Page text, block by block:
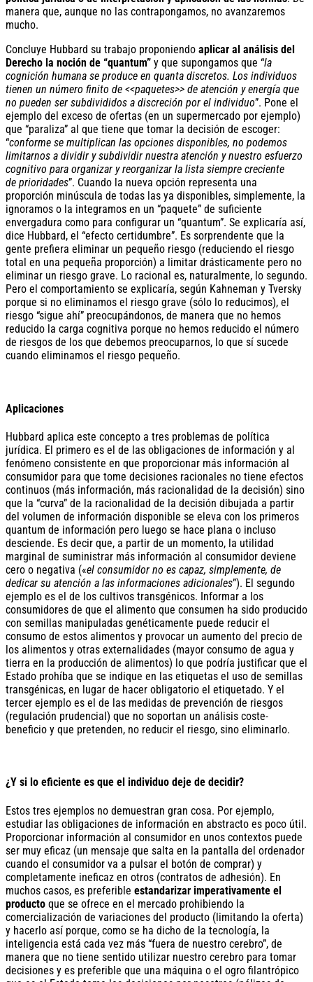
manera que, aunque no las contrapongamos, no avanzaremos
mucho.
Concluye Hubbard su trabajo proponiendo aplicar al análisis del
Derecho la noción de “quantum” y que supongamos que “la
cognición humana se produce en quanta discretos. Los individuos
tienen un número finito de <<paquetes>> de atención y energía que
no pueden ser subdivididos a discreción por el individuo”. Pone el
ejemplo del exceso de ofertas (en un supermercado por ejemplo)
que “paraliza” al que tiene que tomar la decisión de escoger:
“conforme se multiplican las opciones disponibles, no podemos
limitarnos a dividir y subdividir nuestra atención y nuestro esfuerzo
cognitivo para organizar y reorganizar la lista siempre creciente
de prioridades”. Cuando la nueva opción representa una
proporción minúscula de todas las ya disponibles, simplemente, la
ignoramos o la integramos en un “paquete” de suficiente
envergadura como para configurar un “quantum”. Se explicaría así,
dice Hubbard, el “efecto certidumbre”. Es sorprendente que la
gente prefiera eliminar un pequeño riesgo (reduciendo el riesgo
total en una pequeña proporción) a limitar drásticamente pero no
eliminar un riesgo grave. Lo racional es, naturalmente, lo segundo.
Pero el comportamiento se explicaría, según Kahneman y Tversky
porque si no eliminamos el riesgo grave (sólo lo reducimos), el
riesgo “sigue ahí” preocupándonos, de manera que no hemos
reducido la carga cognitiva porque no hemos reducido el número
de riesgos de los que debemos preocuparnos, lo que sí sucede
cuando eliminamos el riesgo pequeño.
Aplicaciones
Hubbard aplica este concepto a tres problemas de política
jurídica. El primero es el de las obligaciones de información y al
fenómeno consistente en que proporcionar más información al
consumidor para que tome decisiones racionales no tiene efectos
continuos (más información, más racionalidad de la decisión) sino
que la “curva” de la racionalidad de la decisión dibujada a partir
del volumen de información disponible se eleva con los primeros
quantum de información pero luego se hace plana o incluso
desciende. Es decir que, a partir de un momento, la utilidad
marginal de suministrar más información al consumidor deviene
cero o negativa («el consumidor no es capaz, simplemente, de
dedicar su atención a las informaciones adicionales”). El segundo
ejemplo es el de los cultivos transgénicos. Informar a los
consumidores de que el alimento que consumen ha sido producido
con semillas manipuladas genéticamente puede reducir el
consumo de estos alimentos y provocar un aumento del precio de
los alimentos y otras externalidades (mayor consumo de agua y
tierra en la producción de alimentos) lo que podría justificar que el
Estado prohíba que se indique en las etiquetas el uso de semillas
transgénicas, en lugar de hacer obligatorio el etiquetado. Y el
tercer ejemplo es el de las medidas de prevención de riesgos
(regulación prudencial) que no soportan un análisis coste-
beneficio y que pretenden, no reducir el riesgo, sino eliminarlo.
¿Y si lo eficiente es que el individuo deje de decidir?
Estos tres ejemplos no demuestran gran cosa. Por ejemplo,
estudiar las obligaciones de información en abstracto es poco útil.
Proporcionar información al consumidor en unos contextos puede
ser muy eficaz (un mensaje que salta en la pantalla del ordenador
cuando el consumidor va a pulsar el botón de comprar) y
completamente ineficaz en otros (contratos de adhesión). En
muchos casos, es preferible estandarizar imperativamente el
producto que se ofrece en el mercado prohibiendo la
comercialización de variaciones del producto (limitando la oferta)
y hacerlo así porque, como se ha dicho de la tecnología, la
inteligencia está cada vez más “fuera de nuestro cerebro”, de
manera que no tiene sentido utilizar nuestro cerebro para tomar
decisiones y es preferible que una máquina o el ogro filantrópico